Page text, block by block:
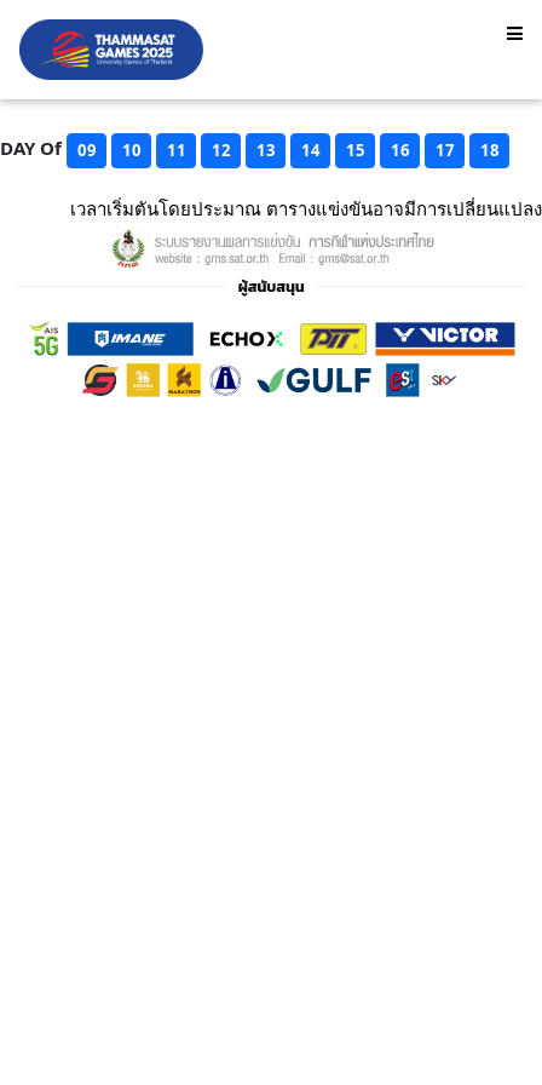
DAY Of 09 10 11 12 13 14 15 16 17 18
เวลาเริ่มตันโดยประมาณ ตารางแข่งขันอาจมีการเปลี่ยนแปลง